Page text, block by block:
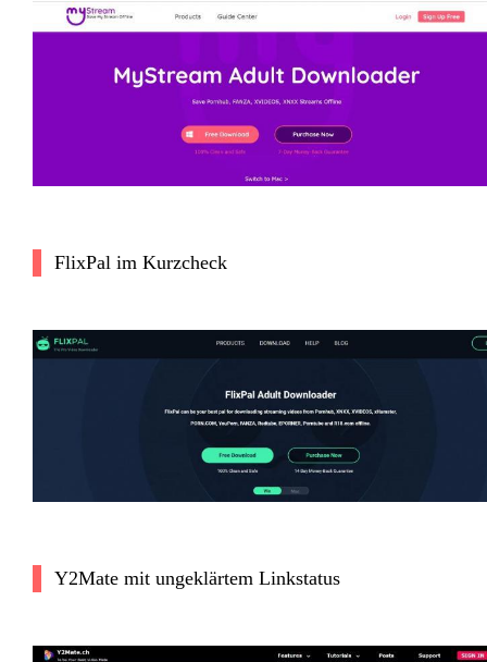
FlixPal im Kurzcheck
Y2Mate mit ungeklärtem Linkstatus